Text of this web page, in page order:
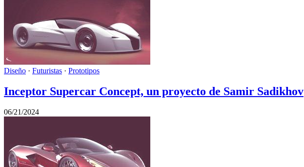
Diseño · Futuristas · Prototipos
Inceptor Supercar Concept, un proyecto de Samir Sadikhov
06/21/2024